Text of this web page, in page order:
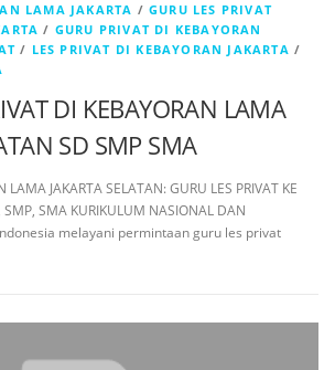
LAMA JAKARTA /GURU LES PRIVAT
/ GURU PRIVAT DI KEBAYORAN
/ LES PRIVAT DI KEBAYORAN JAKARTA /
DI KEBAYORAN LAMA
SD SMP SMA
LAMA JAKARTA SELATAN: GURU LES PRIVAT KE
SMA KURIKULUM NASIONAL DAN
melayani permintaan guru les privat